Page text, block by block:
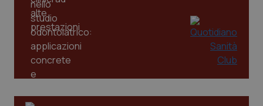
tracking-sites-ironfish-
tracking-enable
www.quotidianosanita.it